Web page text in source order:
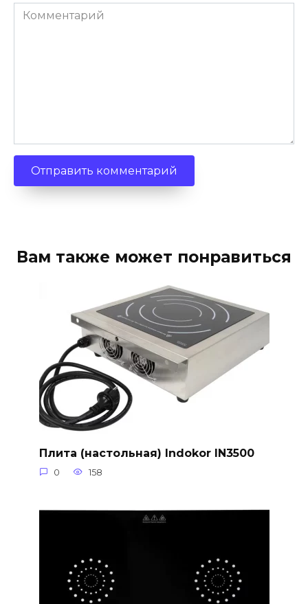
Комментарий
Вам также может понравиться
Плита (настольная) Indokor IN3500
0 158